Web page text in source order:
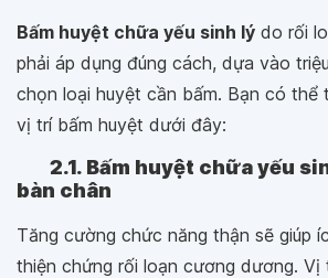
Bấm huyệt chữa yếu sinh lý do rối
phải áp dụng đúng cách, dựa vào
chọn loại huyệt cần bấm. Bạn có thể
vị trí bấm huyệt dưới đây:
2.1. Bấm huyệt chữa yếu
bàn chân
Tăng cường chức năng thận sẽ giúp
thiện chứng rối loạn cương dương. Vị